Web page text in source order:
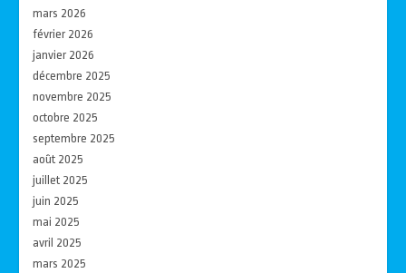
mars 2026
février 2026
janvier 2026
décembre 2025
novembre 2025
octobre 2025
septembre 2025
août 2025
juillet 2025
juin 2025
mai 2025
avril 2025
mars 2025